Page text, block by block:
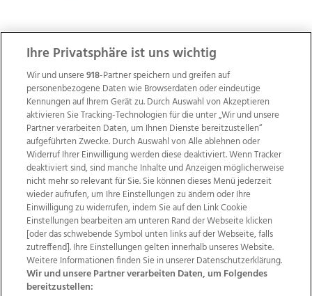
ZUR NACHRICHTENÜBERSICHT
Wir über uns Mediadaten Kontakt
Jobs
Datenschutz
Impressum
AGB Anzeigekunden
AGB Website
Ehrenkodex Politische Werbung
Ihre Privatsphäre ist uns wichtig
Wir und unsere918-Partner speichern und greifen auf
personenbezogene Daten wie Browserdaten oder eindeutige
Kennungen auf Ihrem Gerät zu. Durch Auswahl von Akzeptieren
aktivieren Sie Tracking-Technologien für die unter „Wir und unsere
Partner verarbeiten Daten, um Ihnen Dienste bereitzustellen“
aufgeführten Zwecke. Durch Auswahl von Alle ablehnen oder
Widerruf Ihrer Einwilligung werden diese deaktiviert. Wenn Tracker
deaktiviert sind, sind manche Inhalte und Anzeigen möglicherweise
nicht mehr so relevant für Sie. Sie können dieses Menü jederzeit
wieder aufrufen, um Ihre Einstellungen zu ändern oder Ihre
Einwilligung zu widerrufen, indem Sie auf den Link Cookie
Einstellungen bearbeiten am unteren Rand der Webseite klicken
[oder das schwebende Symbol unten links auf der Webseite, falls
zutreffend]. Ihre Einstellungen gelten innerhalb unseres Website.
Weitere Informationen finden Sie in unserer Datenschutzerklärung.
Wir und unsere Partner verarbeiten Daten, um Folgendes
bereitzustellen: